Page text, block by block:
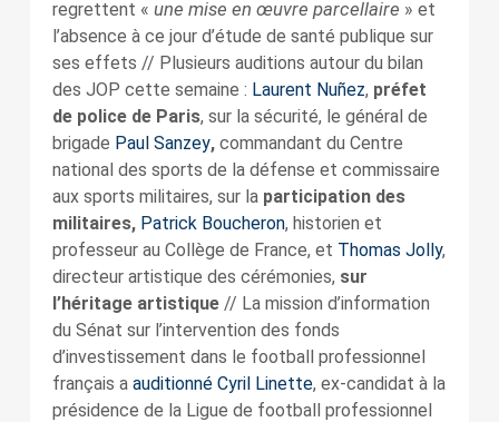
regrettent « une mise en œuvre parcellaire » et
l’absence à ce jour d’étude de santé publique sur
ses effets // Plusieurs auditions autour du bilan
des JOP cette semaine : Laurent Nuñez, préfet
de police de Paris, sur la sécurité, le général de
brigade Paul Sanzey,commandant du Centre
national des sports de la défense et commissaire
aux sports militaires, sur la participation des
militaires, Patrick Boucheron, historien et
professeur au Collège de France, et Thomas Jolly,
directeur artistique des cérémonies, sur
l’héritage artistique// La mission d’information
du Sénat sur l’intervention des fonds
d’investissement dans le football professionnel
français a auditionné Cyril Linette, ex-candidat à la
présidence de la Ligue de football professionnel